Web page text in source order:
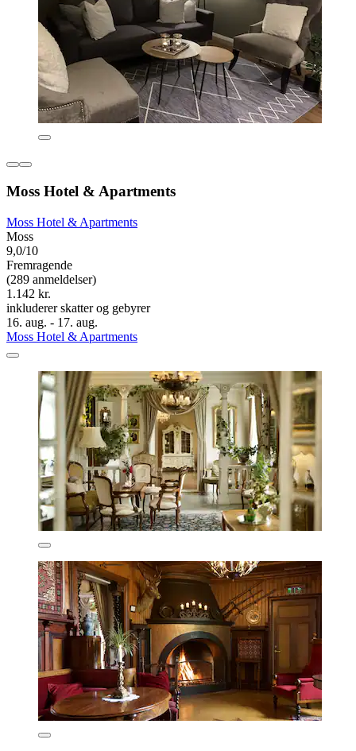
Moss Hotel & Apartments
Moss Hotel & Apartments
Moss
9,0/10
Fremragende
(289 anmeldelser)
1.142 kr.
inkluderer skatter og gebyrer
16. aug. - 17. aug.
Moss Hotel & Apartments